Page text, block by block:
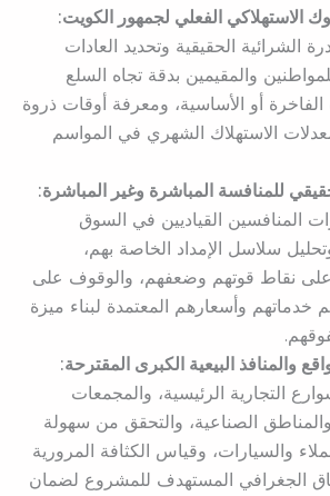
الاستهلاكي الفعلي لجمهور الكويت:
الشرائية الحقيقية وتحديد العادات
والمقيمين بدقة تجاه السلع
أو الأساسية، ومعرفة أوقات ذروة
الاستهلاك الشهري في المواسم
للمنافسة المباشرة وغير المباشرة:
المنافسين القياديين في السوق
سلاسل الإمداد الخاصة بهم،
نقاط قوتهم وضعفهم، والوقوف على
خدماتهم وأسعارهم المعتمدة لبناء ميزة
والمنافذ البيعية الكبرى المقترحة:
التجارية الرئيسية، والمجمعات
الصناعية، والتحقق من سهولة
والسيارات، وقياس الكثافة المرورية
الجغرافي المستهدف للمشروع لضمان